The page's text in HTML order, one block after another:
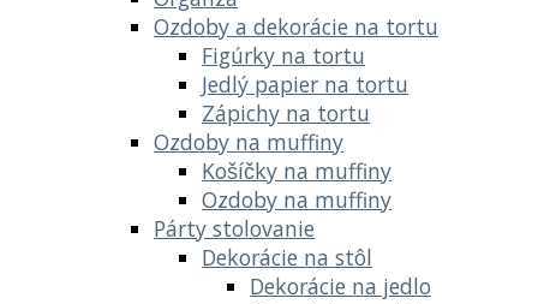
Ozdoby a dekorácie na tortu
Figúrky na tortu
Jedlý papier na tortu
Zápichy na tortu
Ozdoby na muffiny
Košíčky na muffiny
Ozdoby na muffiny
Párty stolovanie
Dekorácie na stôl
Dekorácie na jedlo